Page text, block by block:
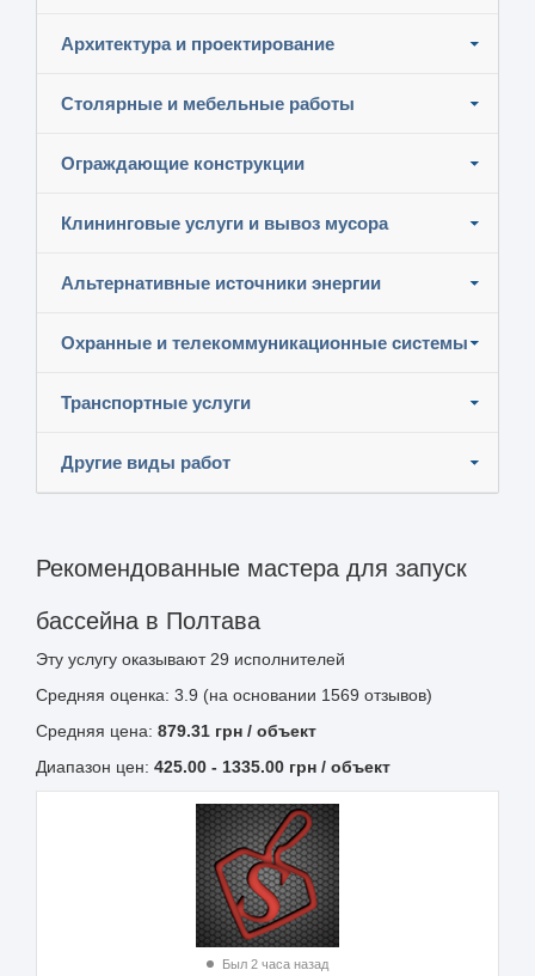
Архитектура и проектирование
Столярные и мебельные работы
Ограждающие конструкции
Клининговые услуги и вывоз мусора
Альтернативные источники энергии
Охранные и телекоммуникационные системы
Транспортные услуги
Другие виды работ
Рекомендованные мастера для запуск
бассейна в Полтава
Эту услугу оказывают 29 исполнителей
Средняя оценка: 3.9 (на основании 1569 отзывов)
Средняя цена: 879.31 грн / объект
Диапазон цен: 425.00 - 1335.00 грн / объект
Был 2 часа назад